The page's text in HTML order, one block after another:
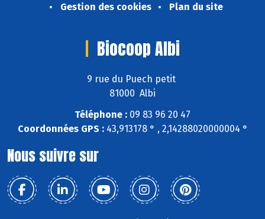
Gestion des cookies
Plan du site
Biocoop Albi
9 rue du Puech petit
81000 Albi
Téléphone : 09 83 96 20 47
Coordonnées GPS :43,913178 ° , 2,14288020000004 °
Nous suivre sur